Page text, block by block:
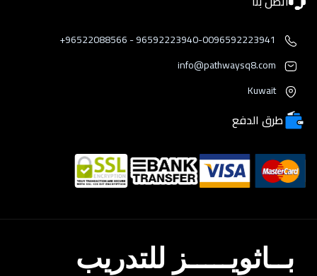
96592223940-0096592223941 - 96522088566+
info@pathwaysq8.com
Kuwait
طرق الدفع
بــاثويـــــز للتدريب